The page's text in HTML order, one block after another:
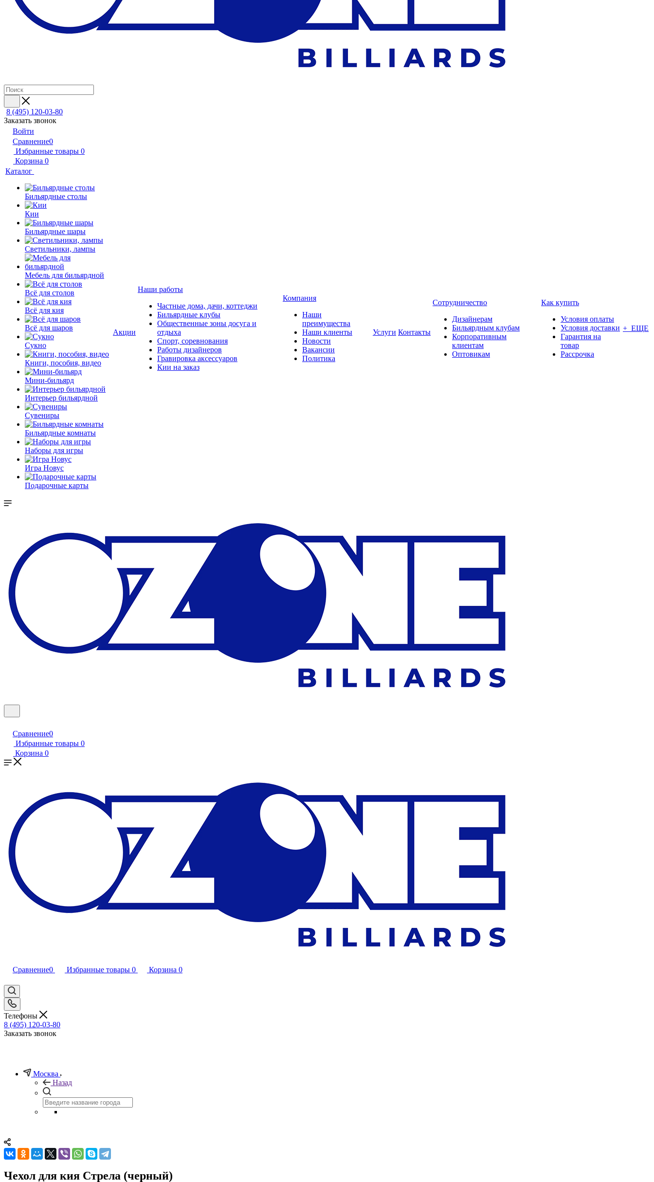
8 (495) 120-03-80
Заказать звонок
Войти
Сравнение0
Избранные товары 0
Корзина 0
Каталог
Бильярдные столы
Кии
Бильярдные шары
Светильники, лампы
Мебель для бильярдной
Всё для столов
Всё для кия
Всё для шаров
Сукно
Книги, пособия, видео
Мини-бильярд
Интерьер бильярдной
Сувениры
Бильярдные комнаты
Наборы для игры
Игра Новус
Подарочные карты
Акции
Наши работы
Частные дома, дачи, коттеджи
Бильярдные клубы
Общественные зоны досуга и
отдыха
Спорт, соревнования
Работы дизайнеров
Гравировка аксессуаров
Кии на заказ
Компания
Наши
преимущества
Наши клиенты
Новости
Вакансии
Политика
Услуги Контакты
Сотрудничество
Дизайнерам
Бильярдным клубам
Корпоративным
клиентам
Оптовикам
Как купить
Условия оплаты
Условия доставки
Гарантия на
товар
Рассрочка
+ ЕЩЕ
Сравнение0
Избранные товары 0
Корзина 0
Сравнение0 Избранные товары 0 Корзина 0
Телефоны
8 (495) 120-03-80
Заказать звонок
Москва
Назад
Чехол для кия Стрела (черный)